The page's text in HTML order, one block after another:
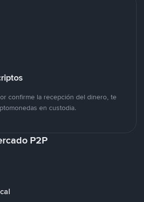
confirme la recepción del dinero, te
en custodia.
P2P